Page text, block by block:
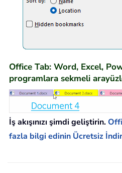
Office Tab: Word, Excel,
programlara sekmeli
İş akışınızı şimdi geliştirin.
fazla bilgi edinin Ücretsiz İndir